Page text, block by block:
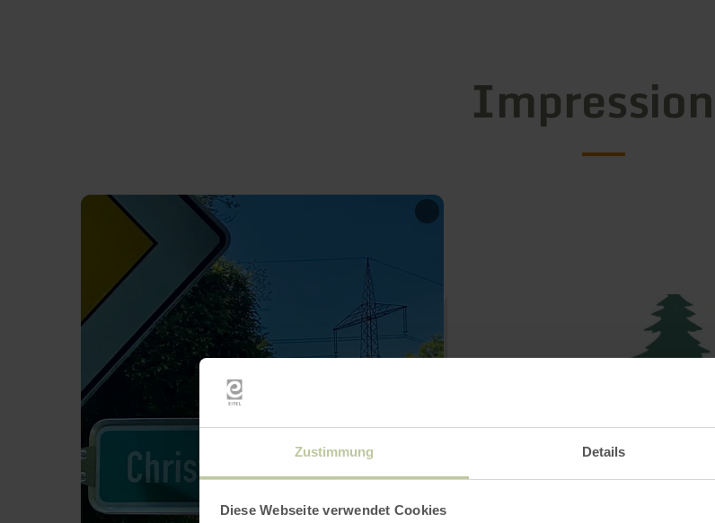
Zustimmung Details
Diese Webseite verwendet Cookies